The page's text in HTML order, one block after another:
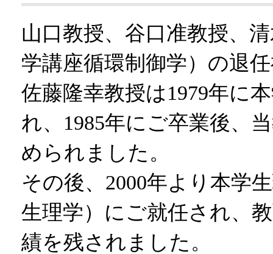
山口教授、谷口准教授、
学講座循環制御学）の退
佐藤隆幸教授は1979年に
れ、1985年にご卒業後、
められました。
その後、2000年より本学
生理学）にご就任され、
績を残されました。